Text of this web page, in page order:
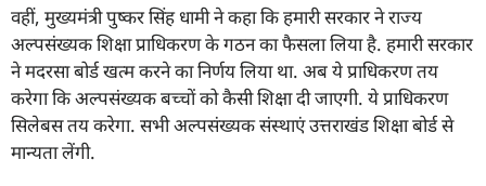
वहीं, मुख्यमंत्री पुष्कर सिंह धामी ने कहा कि हमारी सरकार ने राज्य
अल्पसंख्यक शिक्षा प्राधिकरण के गठन का फैसला लिया है. हमारी सरकार
ने मदरसा बोर्ड खत्म करने का निर्णय लिया था. अब ये प्राधिकरण तय
करेगा कि अल्पसंख्यक बच्चों को कैसी शिक्षा दी जाएगी. ये प्राधिकरण
सिलेबस तय करेगा. सभी अल्पसंख्यक संस्थाएं उत्तराखंड शिक्षा बोर्ड से
मान्यता लेंगी.